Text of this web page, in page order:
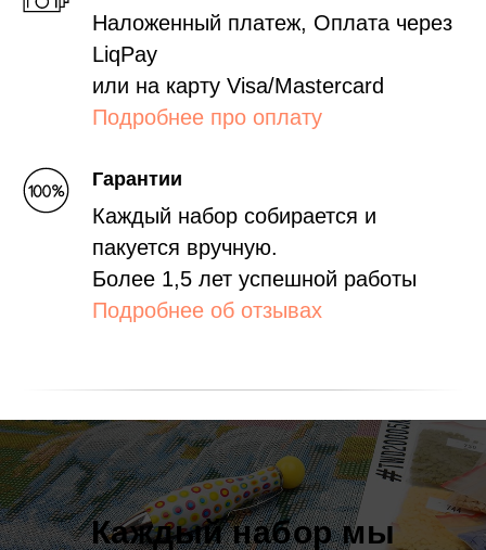
Наложенный платеж, Оплата через
LiqPay
или на карту Visa/Mastercard
Подробнее про оплату
Гарантии
Каждый набор собирается и
пакуется вручную.
Более 1,5 лет успешной работы
Подробнее об отзывах
Каждый набор мы